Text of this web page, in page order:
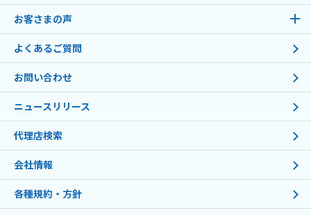
お客さまの声
よくあるご質問
お問い合わせ
ニュースリリース
代理店検索
会社情報
各種規約・方針